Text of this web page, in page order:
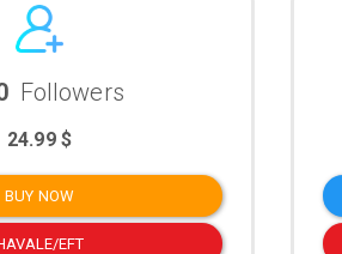
Followers
24.99 $
BUY NOW
EFT